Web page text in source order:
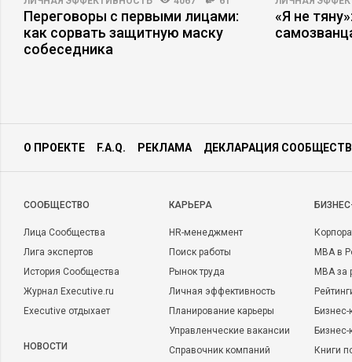
Переговоры с первыми лицами:
как сорвать защитную маску
собеседника
«Я не
О ПРОЕКТЕ F.A.Q. РЕКЛАМА ДЕКЛАРАЦИЯ
CООБЩЕСТВО
Лица Сообщества
Лига экспертов
История Сообщества
Журнал Executive.ru
Executive отдыхает
НОВОСТИ
КАРЬЕРА
HR-менеджмент
Поиск работы
Рынок труда
Личная эффективность
Планирование карьеры
Управленческие вакансии
Справочник компаний
MBA в
MBA
Бизнес-
Книги